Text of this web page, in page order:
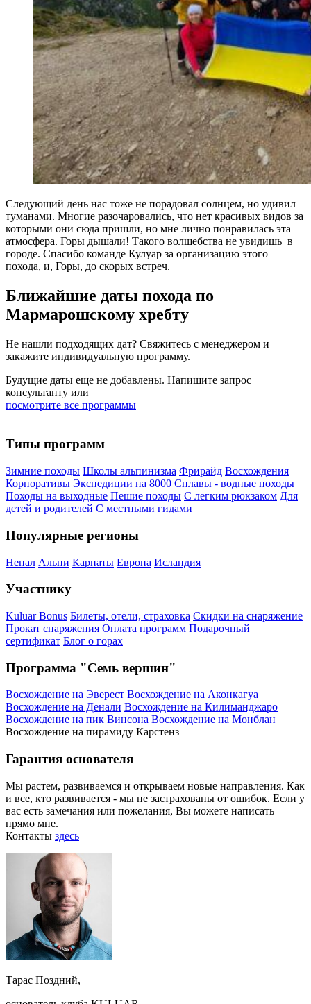
Следующий день нас тоже не порадовал солнцем, но удивил
туманами. Многие разочаровались, что нет красивых видов за
которыми они сюда пришли, но мне лично понравилась эта
атмосфера. Горы дышали! Такого волшебства не увидишь в
городе. Спасибо команде Кулуар за организацию этого
похода, и, Горы, до скорых встреч.
Ближайшие даты похода по
Мармарошскому хребту
Не нашли подходящих дат? Свяжитесь с менеджером и
закажите индивидуальную программу.
Будущие даты еще не добавлены. Напишите запрос
консультанту или
посмотрите все программы
Типы программ
Зимние походы Школы альпинизма Фрирайд Восхождения
Корпоративы Экспедиции на 8000 Сплавы - водные походы
Походы на выходные Пешие походы С легким рюкзаком Для
детей и родителей С местными гидами
Популярные регионы
Непал Альпи Карпаты Европа Исландия
Участнику
Kuluar Bonus Билеты, отели, страховка Скидки на снаряжение
Прокат снаряжения Оплата программ Подарочный
сертификат Блог о горах
Программа "Семь вершин"
Восхождение на Эверест Восхождение на Аконкагуа
Восхождение на Денали Восхождение на Килиманджаро
Восхождение на пик Винсона Восхождение на Монблан
Восхождение на пирамиду Карстенз
Гарантия основателя
Мы растем, развиваемся и открываем новые направления. Как
и все, кто развивается - мы не застрахованы от ошибок. Если у
вас есть замечания или пожелания, Вы можете написать
прямо мне.
Контакты здесь
Тарас Поздний,